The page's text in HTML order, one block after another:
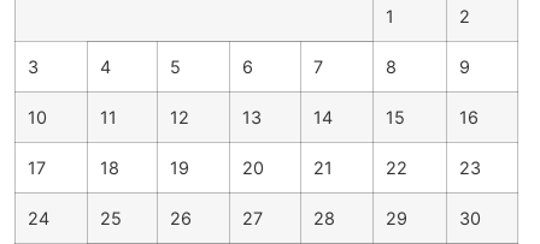
1 2
3 4 5 6 7 8 9
10 11 12 13 14 15 16
17 18 19 20 21 22 23
24 25 26 27 28 29 30